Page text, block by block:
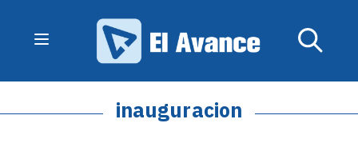
inauguracion